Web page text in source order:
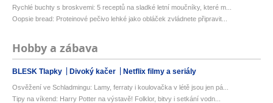
Rychlé buchty s broskvemi: 5 receptů na sladké letní moučníky, které m...
Oopsie bread: Proteinové pečivo lehké jako obláček zvládnete připravit...
Hobby a zábava
BLESK Tlapky Divoký kačer Netflix filmy a seriály
Osvěžení ve Schladmingu: Lamy, ferraty i koulovačka v létě jsou jen pá...
Tipy na víkend: Harry Potter na výstavě! Folklor, bitvy i setkání vodn...